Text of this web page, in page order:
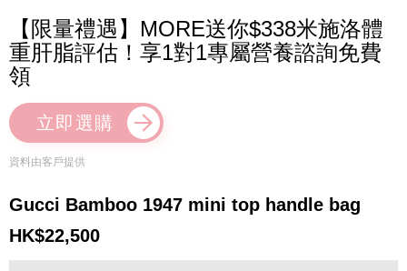
【限量禮遇】MORE送你$338米施洛體
重肝脂評估！享1對1專屬營養諮詢免費
領
立即選購
資料由客戶提供
Gucci Bamboo 1947 mini top handle bag
HK$22,500